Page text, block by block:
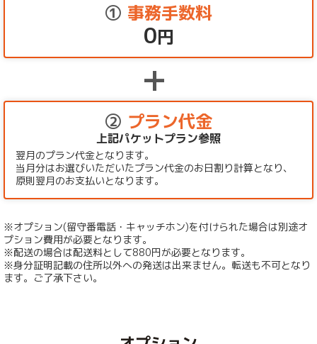
① 事務手数料
0円
② プラン代金
上記パケットプラン参照
翌月のプラン代金となります。
当月分はお選びいただいたプラン代金のお日割り計算となり、
原則翌月のお支払いとなります。
※オプション(留守番電話・キャッチホン)を付けられた場合は別途オ
プション費用が必要となります。
※配送の場合は配送料として880円が必要となります。
※身分証明記載の住所以外への発送は出来ません。転送も不可となり
ます。ご了承下さい。